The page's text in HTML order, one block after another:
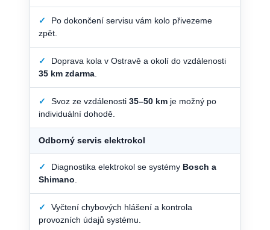
✓
Po dokončení servisu vám kolo přivezeme
zpět.
✓
Doprava kola v Ostravě a okolí do vzdálenosti
35 km zdarma
✓ Svoz ze vzdálenosti 35–50 km je možný po
individuální dohodě.
Odborný servis elektrokol
✓ Diagnostika elektrokol se systémy Bosch a
Shimano
✓
Vyčtení chybových hlášení a kontrola
provozních údajů systému.